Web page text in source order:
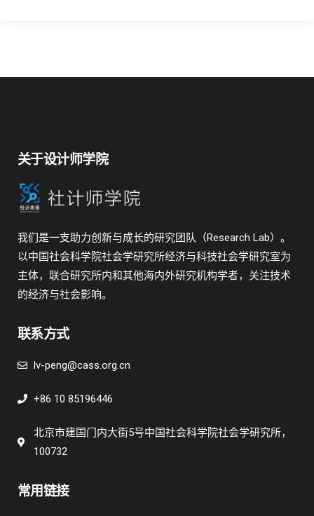
关于设计师学院
我们是一支助力创新与成长的研究团队（Research Lab）。
以中国社会科学院社会学研究所经济与科技社会学研究室为
主体，联合研究所内和其他海内外研究机构学者，关注技术
的经济与社会影响。
联系方式
lv-peng@cass.org.cn
+86 10 85196446
北京市建国门内大街5号中国社会科学院社会学研究所，
100732
常用链接